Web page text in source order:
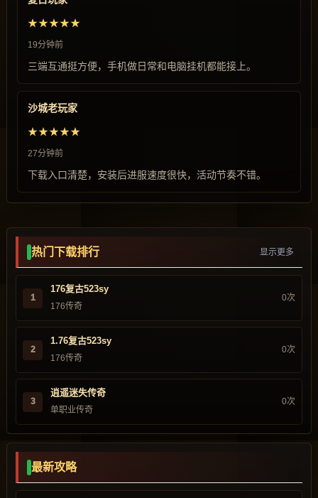
★★★★★
19分钟前
三端互通挺方便，手机做日常和电脑挂机都能接上。
沙城老玩家
★★★★★
27分钟前
下载入口清楚，安装后进服速度很快，活动节奏不错。
热门下载排行 显示更多
1
176复古523sy
176传奇
0次
2
1.76复古523sy
176传奇
0次
3
逍遥迷失传奇
单职业传奇
0次
最新攻略